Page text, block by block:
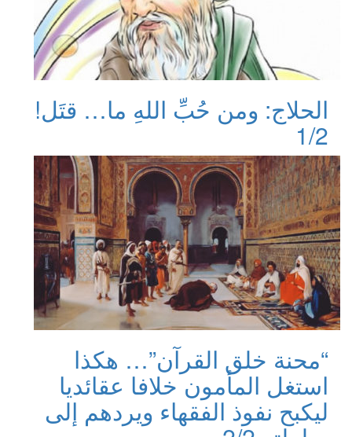
الحلاج: ومن حُبِّ اللهِ ما… قتَل!
1/2
“محنة خلق القرآن”… هكذا
استغل المأمون خلافا عقائديا
ليكبح نفوذ الفقهاء ويردهم إلى